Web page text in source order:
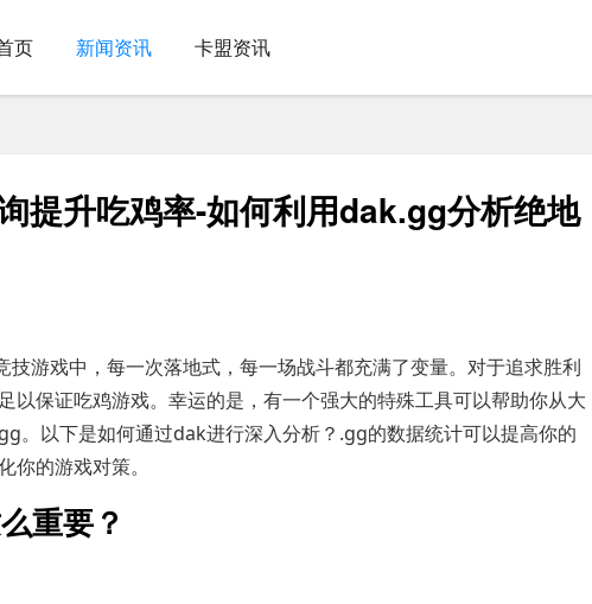
页 新闻资讯 卡盟资讯
提升吃鸡率-如何利用dak.gg分析绝地
游戏中，每一次落地式，每一场战斗都充满了变量。对于追求胜利
以保证吃鸡游戏。幸运的是，有一个强大的特殊工具可以帮助你从大
。以下是如何通过dak进行深入分析？.gg的数据统计可以提高你的
的游戏对策。
重要？